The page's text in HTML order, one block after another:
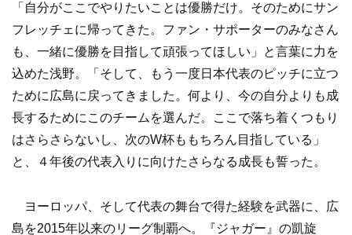
「自分がここでやりたいことは優勝だけ。そのためにサン
フレッチェに帰ってきた。ファン・サポーターのみなさん
も、一緒に優勝を目指して頑張ってほしい」と言葉に力を
込めた浅野。「そして、もう一度日本代表のピッチに立つ
ために広島に戻ってきました。何より、今の自分よりも成
長するためにこのチームを選んだ。ここで落ち着くつもり
はさらさらないし、次のW杯ももちろん目指している」
と、４年後の代表入りに向けたさらなる成長も誓った。
ヨーロッパ、そして代表の舞台で得た経験を武器に、広
島を2015年以来のリーグ制覇へ。『ジャガー』の凱旋